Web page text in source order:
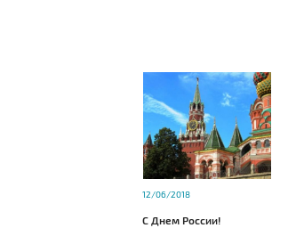
12/06/2018
С Днем России!